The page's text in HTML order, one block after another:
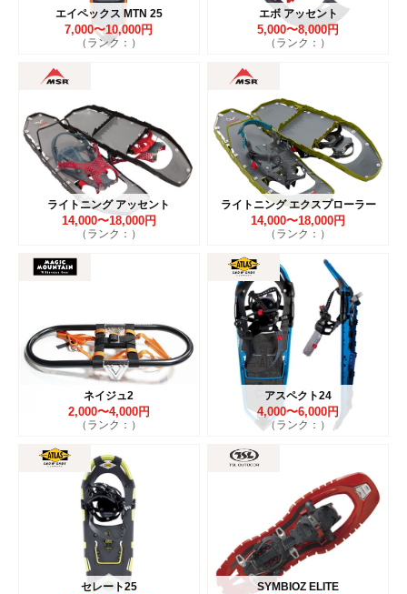
エイペックス MTN 25
7,000〜10,000円
（ランク：）
エボ アッセント
5,000〜8,000円
（ランク：）
ライトニング アッセント
14,000〜18,000円
（ランク：）
ライトニング エクスプローラー
14,000〜18,000円
（ランク：）
ネイジュ2
2,000〜4,000円
（ランク：）
アスペクト24
4,000〜6,000円
（ランク：）
セレート25 SYMBIOZ ELITE